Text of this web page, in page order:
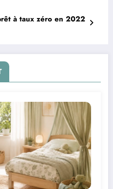
à taux zéro en 2022